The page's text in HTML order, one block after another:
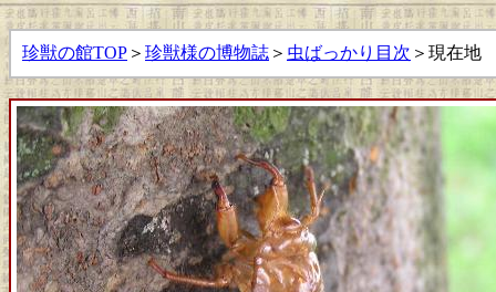
珍獣の館TOP ＞ 珍獣様の博物誌 ＞ 虫ばっかり目次 ＞現在地